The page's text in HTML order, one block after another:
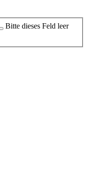
Bitte dieses Feld leer